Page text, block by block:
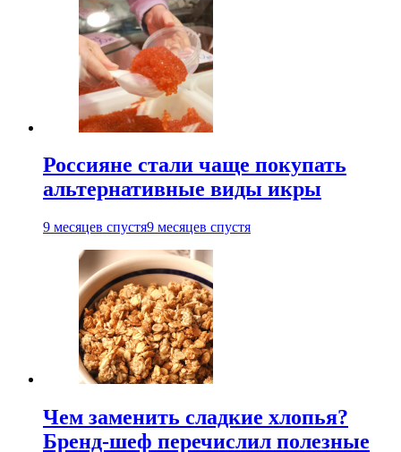
Россияне стали чаще покупать
альтернативные виды икры
9 месяцев спустя9 месяцев спустя
Чем заменить сладкие хлопья?
Бренд-шеф перечислил полезные